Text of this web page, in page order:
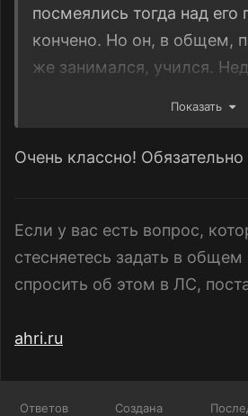
посмеялись тогда над его
кончено. Но он, в общем,
же занимался, учился.
похож. Сейчас хост
прелесть. не знал уж,
закинуть, кроме этого
Показать
Очень классно!
Если у вас есть вопрос,
стесняетесь задать в
спросить об этом в ЛС,
ahri.ru
Ответов Создана